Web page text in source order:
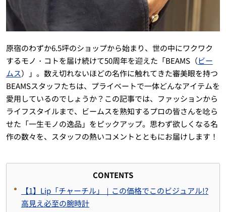
原宿のわずか6.5坪のショップから始まり、世の中にワクワク
するモノ・コトを届け続けて50周年を迎えた「BEAMS（ビー
ムス）」。数え切れないほどの名作に触れてきた審美眼を持つ
BEAMSスタッフたちは、プライベートで一体どんなアイテムを
愛用しているのでしょうか？この記事では、ファッションから
ライフスタイルまで、ビームスを熟知するプロの皆さんを唸ら
せた「一生モノの逸品」をピックアップ。思わず欲しくなる名
作の数々を、スタッフの熱いコメントとともにお届けします！
CONTENTS
【1】Lip「チャーチル」｜この価格でこのビジュアル!?
高見え必至の腕時計